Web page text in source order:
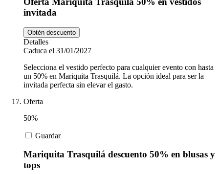
invitada
Obtén descuento
Detalles
Caduca el 31/01/2027
Selecciona el vestido perfecto para cualquier evento con hasta
un 50% en Mariquita Trasquilá. La opción ideal para ser la
invitada perfecta sin elevar el gasto.
Oferta
50%
Guardar
Mariquita Trasquilá descuento 50% en blusas y
tops